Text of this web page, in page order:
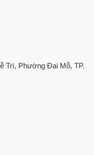
Trì, Phường Đại Mỗ, TP.